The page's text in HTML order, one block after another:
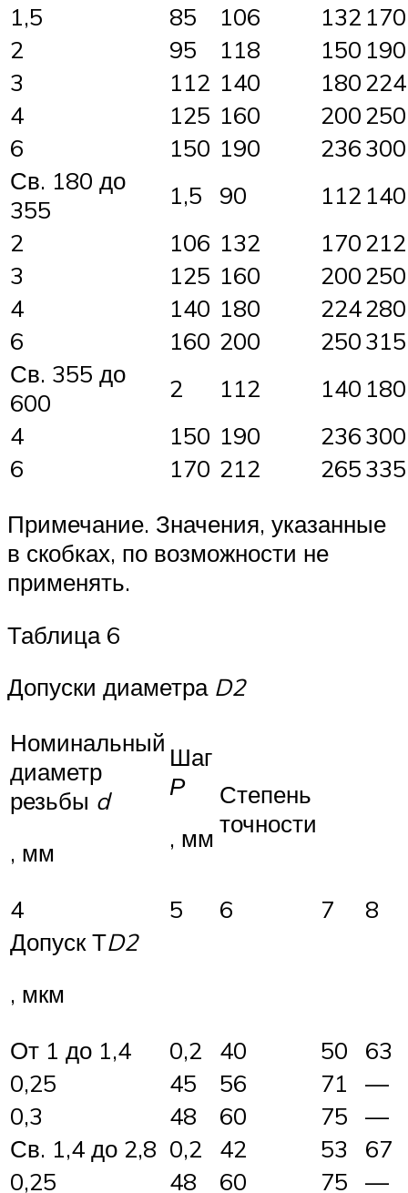
1,5
85 106 132 170
2
95 118 150 190
3
112 140 180224
4
125 160 200250
6
150 190 236300
Св. 180 до
355
1,5 90 112 140
2
106 132 170212
3
125 160 200250
4
140 180 224280
6
160 200 250315
Св. 355 до
600
2 112 140 180
4
150 190 236300
6
170 212 265335
Примечание. Значения, указанные
в скобках, по возможности не
применять.
Таблица 6
Допуски диаметра D2
Номинальный
диаметр
резьбы d
, мм
Шаг
Р
, мм
Степень
точности
4 5 6 7
8
Допуск ТD2
, мкм
От 1 до 1,4
0,2 40 50
63
0,25
45 56 71
—
0,3
48 60 75
—
Св. 1,4 до 2,8 0,2 42 53
67
0,25
48 60 75 —